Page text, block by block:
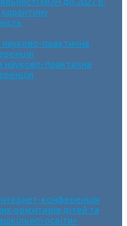
науково-практична
науково-практична
конференція
орієнтирів дітей та
освіти»